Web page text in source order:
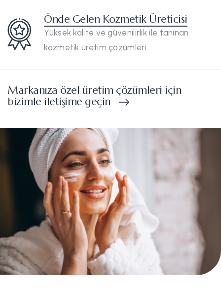
Önde Gelen Kozmetik Üreticisi
Yüksek kalite ve güvenilirlik ile tanınan
kozmetik üretim çözümleri.
Markanıza özel üretim çözümleri için
bizimle iletişime geçin